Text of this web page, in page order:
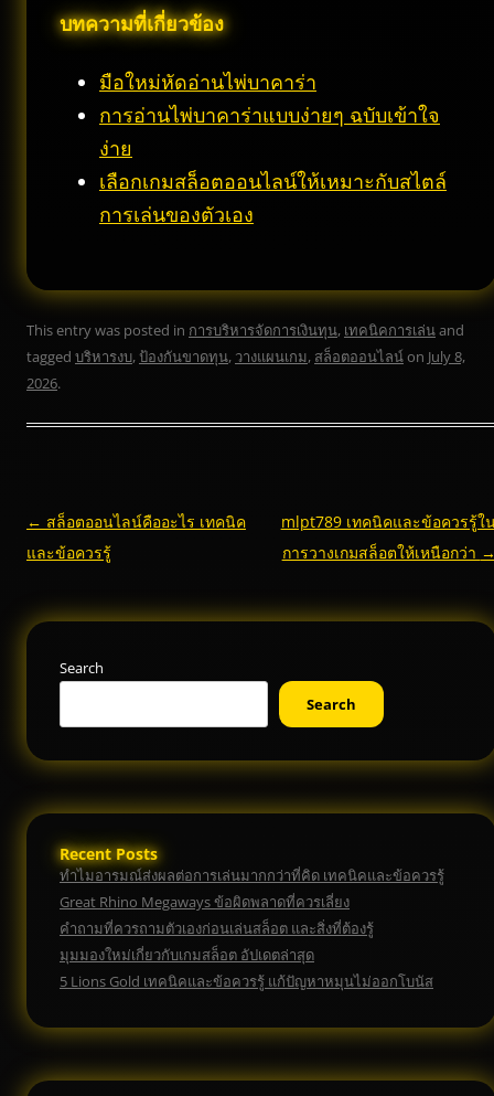
บทความที่เกี่ยวข้อง
มือใหม่หัดอ่านไพ่บาคาร่า
การอ่านไพ่บาคาร่าแบบง่ายๆ ฉบับเข้าใจ
ง่าย
เลือกเกมสล็อตออนไลน์ให้เหมาะกับสไตล์
การเล่นของตัวเอง
This entry was posted in การบริหารจัดการเงินทุน, เทคนิคการเล่นand
tagged บริหารงบ,ป้องกันขาดทุน, วางแผนเกม, สล็อตออนไลน์on July 8,
2026.
Post
navigation
← สล็อตออนไลน์คืออะไร เทคนิค
และข้อควรรู้
mlpt789 เทคนิคและข้อควรรู้ใ
การวางเกมสล็อตให้เหนือกว่า
Search
Search
Recent Posts
ทำไมอารมณ์ส่งผลต่อการเล่นมากกว่าที่คิด เทคนิคและข้อควรรู้
Great Rhino Megaways ข้อผิดพลาดที่ควรเลี่ยง
คำถามที่ควรถามตัวเองก่อนเล่นสล็อต และสิ่งที่ต้องรู้
มุมมองใหม่เกี่ยวกับเกมสล็อต อัปเดตล่าสุด
5 Lions Gold เทคนิคและข้อควรรู้ แก้ปัญหาหมุนไม่ออกโบนัส